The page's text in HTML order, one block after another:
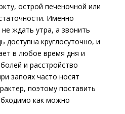
острой печеночной или
Именно
ждать утра, а звонить
круглосуточно, и
в любое время дня и
и расстройство
запоях часто носят
поэтому поставить
как можно